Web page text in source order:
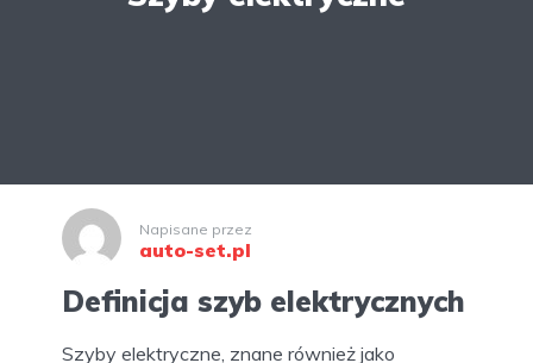
Napisane przez
auto-set.pl
Definicja szyb elektrycznych
Szyby elektryczne, znane również jako